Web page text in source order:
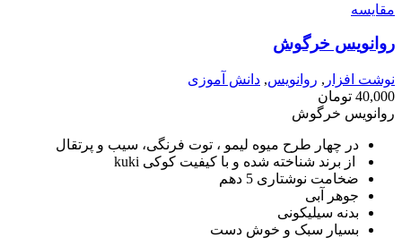
مقايسه
روانویس خرگوش
نوشت افزار , روانویس, دانش آموزی
40,000 تومان
روانویس خرگوش
در چهار طرح میوه لیمو ، توت فرنگی، سیب و پرتقال
از برند شناخته شده و با کیفیت کوکی kuki
ضخامت نوشتاری 5 دهم
جوهر آبی
بدنه سیلیکونی
بسیار سبک و خوش دست